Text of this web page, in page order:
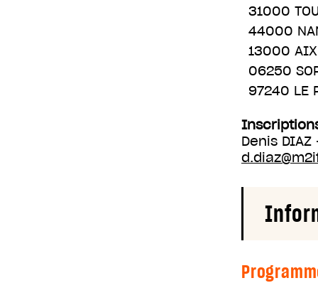
31000
44000
13000 AIX
06250
97240 LE
Denis